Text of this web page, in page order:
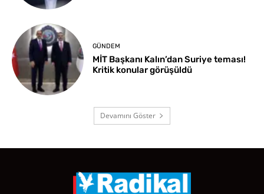
GÜNDEM
MİT Başkanı Kalın’dan Suriye teması!
Kritik konular görüşüldü
Devamını Göster